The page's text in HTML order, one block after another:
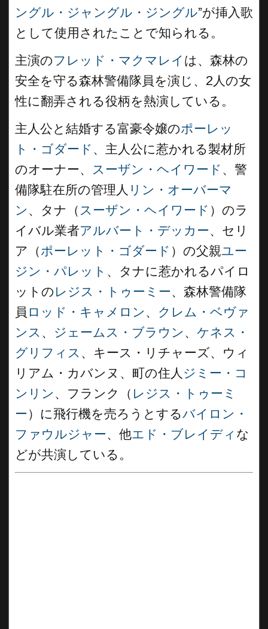
ングル・ジャングル・ジングル”が挿入歌
として使用されたことで知られる。
主演のフレッド・マクマレイ は、森林の
安全を守る森林警備隊員を演じ、2人の女
性に翻弄される役柄を熱演している。
主人公と結婚する富豪令嬢のポーレッ
ト・ゴダード 、主人公に惹かれる製材所
のオーナー、 スーザン・ヘイワード 、警
備隊駐在所の管理人 リン・オーバーマ
ン 、タナ（スーザン・ヘイワード ）のラ
イバル業者アルバート・デッカー、セリ
ア（ポーレット・ゴダード ）の父親ユー
ジン・パレット 、タナに惹かれるパイロ
ットの レジス・トゥーミー、森林警備隊
員 ロッド・キャメロン 、 クレム・ベヴァ
ンス 、 ジェームス・ブラウン 、 ケネス・
グリフィス 、キース・リチャーズ、ウィ
リアム・カバンヌ、町の住人 ジミー・コ
ンリン 、フランク（ レジス・トゥーミ
ー）に飛行機を売ろうとするバイロン・
ファウルジャー、他エド・ブレイディ な
どが共演している。